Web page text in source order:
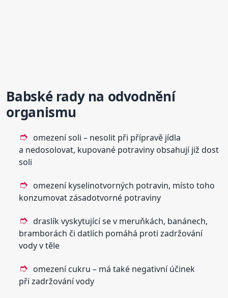
Babské rady na odvodnění
organismu
omezení soli – nesolit při přípravě jídla
a nedosolovat, kupované potraviny obsahují již dost
soli
omezení kyselinotvorných potravin, místo toho
konzumovat zásadotvorné potraviny
draslík vyskytující se v meruňkách, banánech,
bramborách či datlích pomáhá proti zadržování
vody v těle
omezení cukru – má také negativní účinek
při zadržování vody